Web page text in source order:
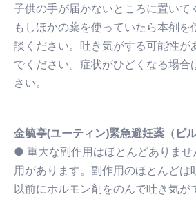
子供の手が届かないところに置いて
もしほかの薬を使っていたら本剤を
談ください。吐き気がする可能性が
でください。症状がひどくなる場合
さい。
金毓亭(ユーティン)緊急避妊薬（ピ
● 重大な副作用はほとんどありま
用があります。副作用のほとんどは
以前にホルモン剤をのんで吐き気が